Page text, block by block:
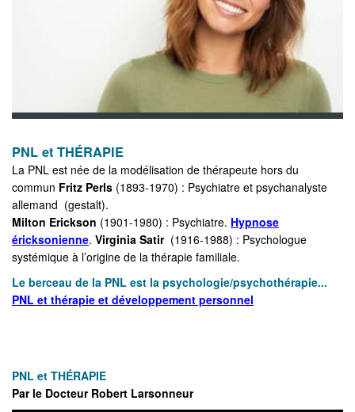
PNL et THÉRAPIE
La PNL est née de la modélisation de thérapeute hors du
commun Fritz Perls (1893-1970) : Psychiatre et psychanalyste
allemand (gestalt).
Milton Erickson (1901-1980) : Psychiatre. Hypnose
éricksonienne. Virginia Satir(1916-1988) : Psychologue
systémique à l’origine de la thérapie familiale.
Le berceau de la PNL est la psychologie/psychothérapie...
PNL et thérapie et développement personnel
PNL et THÉRAPIE
Par le Docteur Robert Larsonneur